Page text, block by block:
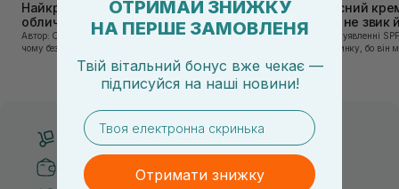
Найкращі тонери та тоніки для
обличчя: ТОП-7 засобів
Автор: Олеся Вакулко [artnav] У цій статті ми пояснимо,
чому без тонера ваш крем працює лише на 50%, і як
знайти засіб під потреби саме вашої шкіри. Хибною є
думка, що тонізація — це зайвий е...
Сонцезахисний
тих, хто ще не звик
Якщо у вашому уявленні
лише на відпочинку, бо він
чи скочується під макіяжем
Безкоштовна доставка від 3000 UAH
Безпечні способи оплати
ОТРИМАЙ ЗНИЖКУ
НА ПЕРШЕ ЗАМОВЛЕНЯ
Твій вітальний бонус вже чекає —
підписуйся на наші новини!
email
Отримати знижку